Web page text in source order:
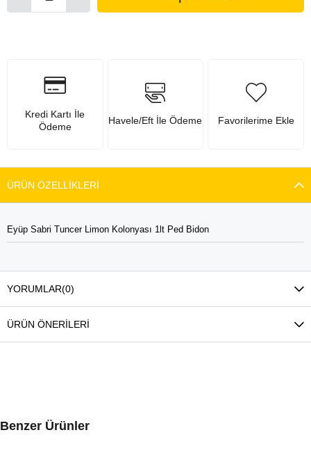
Kredi Kartı İle
Ödeme
Havele/Eft İle Ödeme Favorilerime Ekle
ÜRÜN ÖZELLIKLERI
Eyüp Sabri Tuncer Limon Kolonyası 1lt Ped Bidon
YORUMLAR(0)
ÜRÜN ÖNERILERI
Benzer Ürünler